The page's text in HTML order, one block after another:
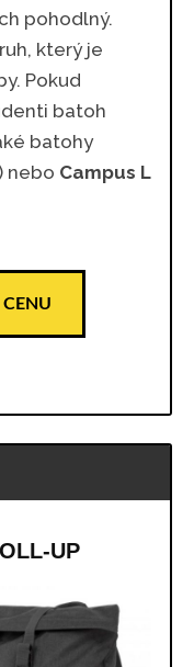
pohodlný.
který je
Pokud
batoh
batohy
nebo Campus L
UP